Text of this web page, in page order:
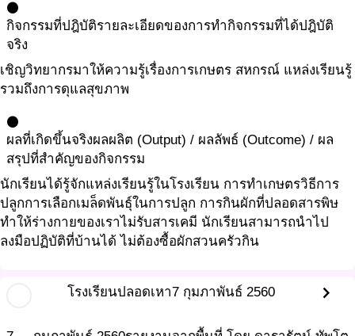
circle
กิจกรรมที่ปฎิบัติรายละเอียดของการทำกิจกรรมที่ได้ปฎิบัติ
จริง
เชิญวิทยากรมาให้ความรู้เรื่องการเกษตร สหกรณ์ แหล่งเรียนรู้
รวมถึงการดุแลสุขภาพ
circle
ผลที่เกิดขึ้นจริงผลผลิต (Output) / ผลลัพธ์ (Outcome) / ผล
สรุปที่สำคัญของกิจกรรม
นักเรียนได้รู้จักแหล่งเรียนรู้ในโรงเรียน การทำเกษตรวิธีการ
ปลูกการเลือกเมล็ดพันธุ์ในการปลูก การกินผักที่ปลอดสารพิษ
ทำให้ร่างกายของเราไม่รับสารเคมี นักเรียนสามารถนำไป
ลงมือปฏิบัติที่บ้านได้ ไม่ต้องซื้อผักสวนครัวกิน
โรงเรียนปลอดเหา7 กุมภาพันธ์ 2560 chevron_right